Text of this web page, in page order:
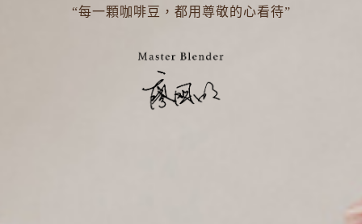
“每一顆咖啡豆，都用尊敬的心看待”